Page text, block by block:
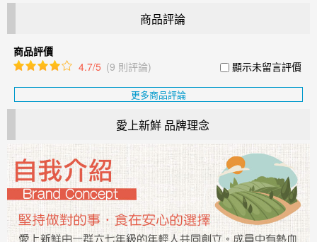
商品評論
商品評價
4.7/5 (9 則評論) 顯示未留言評價
更多商品評論
愛上新鮮 品牌理念